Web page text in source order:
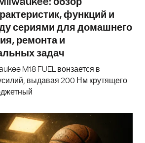
функций и
сериями для домашнего
ремонта и
задач
M18 FUEL вонзается в
выдавая 200 Нм крутящего